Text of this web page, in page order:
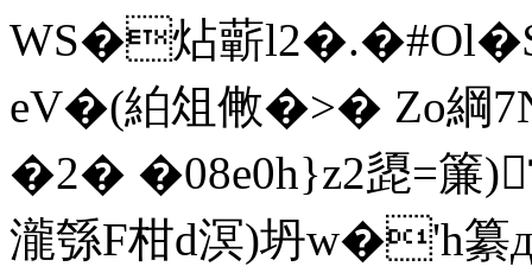
WS�炶蘄
eV�(絈俎敒�>� Zo綱
�2� �08e0h}z2頾=簾)
瀧綔F柑d溟)坍w�'h纂